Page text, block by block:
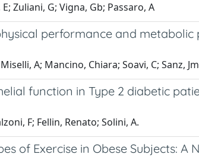
Zuliani, G; Vigna, Gb; Passaro, A
performance and
A; Mancino, Chiara; Soavi, C; Sanz,
function in Type 2 diabetic
F; Fellin, Renato; Solini, A.
of Exercise in Obese Subjects: